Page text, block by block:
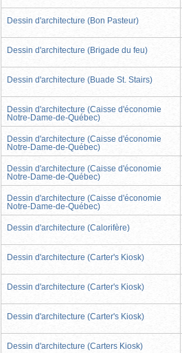
Dessin d'architecture (Bon Pasteur)
Dessin d'architecture (Brigade du feu)
Dessin d'architecture (Buade St. Stairs)
Dessin d'architecture (Caisse d'économie
Notre-Dame-de-Québec)
Dessin d'architecture (Caisse d'économie
Notre-Dame-de-Québec)
Dessin d'architecture (Caisse d'économie
Notre-Dame-de-Québec)
Dessin d'architecture (Caisse d'économie
Notre-Dame-de-Québec)
Dessin d'architecture (Calorifère)
Dessin d'architecture (Carter's Kiosk)
Dessin d'architecture (Carter's Kiosk)
Dessin d'architecture (Carter's Kiosk)
Dessin d'architecture (Carters Kiosk)